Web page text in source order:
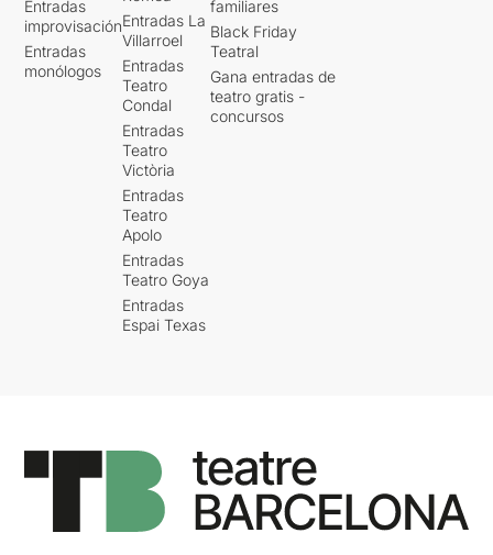
Entradas
improvisación
Entradas
monólogos
Entradas La
Villarroel
Entradas
Teatro
Condal
Entradas
Teatro
Victòria
Entradas
Teatro
Apolo
Entradas
Teatro Goya
Entradas
Espai Texas
familiares
Black Friday
Teatral
Gana entradas de
teatro gratis -
concursos